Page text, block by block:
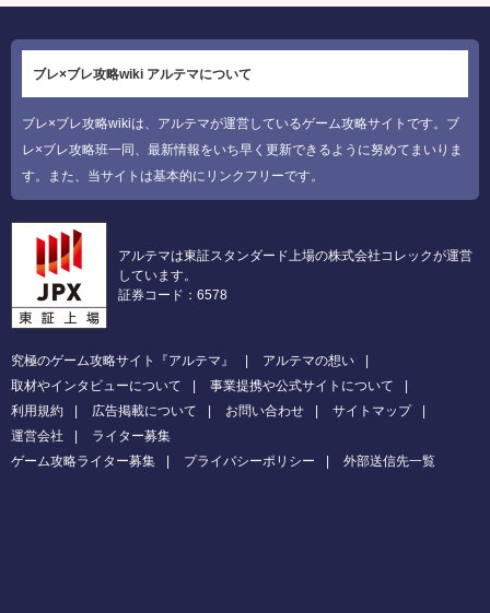
ブレ×ブレ攻略wiki アルテマについて
ブレ×ブレ攻略wikiは、アルテマが運営しているゲーム攻略サイトです。ブ
レ×ブレ攻略班一同、最新情報をいち早く更新できるように努めてまいりま
す。また、当サイトは基本的にリンクフリーです。
アルテマは東証スタンダード上場の株式会社コレックが運営
しています。
証券コード：6578
究極のゲーム攻略サイト『アルテマ』
アルテマの想い
取材やインタビューについて
事業提携や公式サイトについて
利用規約
広告掲載について お問い合わせ
サイトマップ
運営会社
ライター募集
ゲーム攻略ライター募集
プライバシーポリシー 外部送信先一覧